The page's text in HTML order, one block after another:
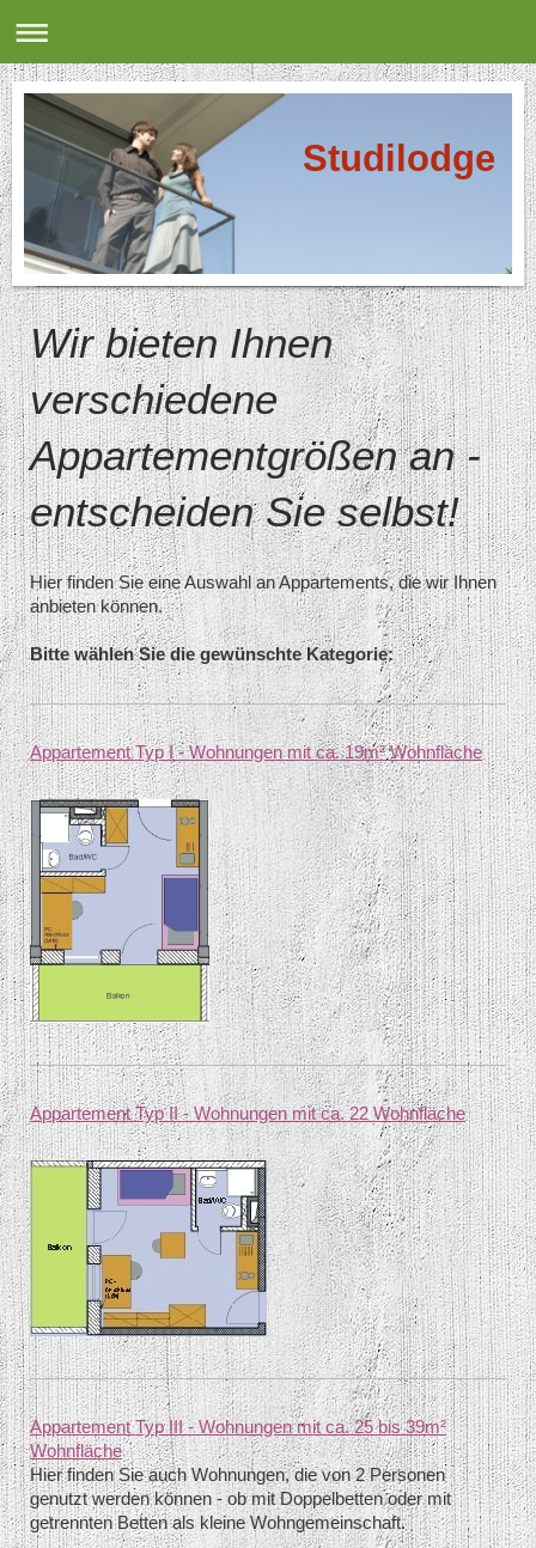
Studilodge
Wir bieten Ihnen
verschiedene
Appartementgrößen an -
entscheiden Sie selbst!
Hier finden Sie eine Auswahl an Appartements, die wir Ihnen
anbieten können.
Bitte wählen Sie die gewünschte Kategorie:
Appartement Typ I - Wohnungen mit ca. 19m² Wohnfläche
Appartement Typ II - Wohnungen mit ca. 22 Wohnfläche
Appartement Typ III - Wohnungen mit ca. 25 bis 39m²
Wohnfläche
Hier finden Sie auch Wohnungen, die von 2 Personen
genutzt werden können - ob mit Doppelbetten oder mit
getrennten Betten als kleine Wohngemeinschaft.